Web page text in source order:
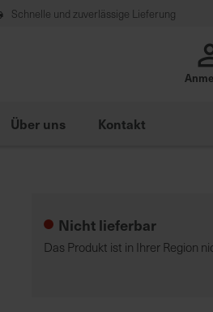
Schnelle und zuverlässige Lieferung
Über uns Kontakt
Nicht lieferbar
Das Produkt ist in Ihrer Region